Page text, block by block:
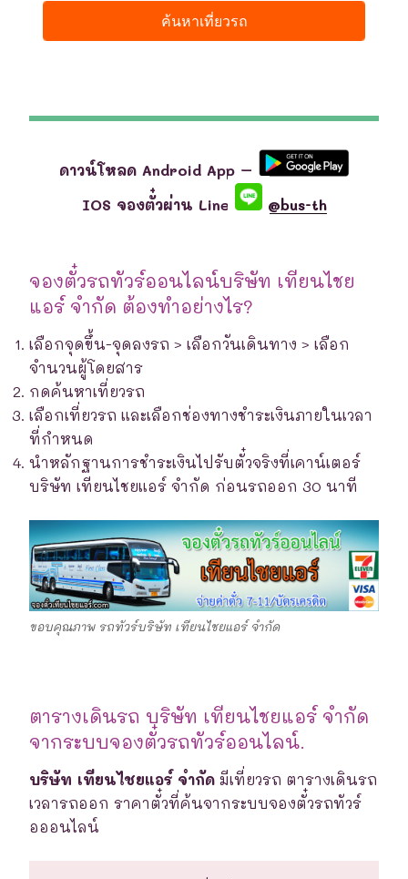
ดาวน์โหลด Android App –
IOS จองตั๋วผ่าน Line
@bus-th
จองตั๋วรถทัวร์ออนไลน์บริษัท เทียนไชย
แอร์ จำกัด ต้องทำอย่างไร?
เลือกจุดขึ้น-จุดลงรถ > เลือกวันเดินทาง > เลือก
จำนวนผู้โดยสาร
กดค้นหาเที่ยวรถ
เลือกเที่ยวรถ และเลือกช่องทางชำระเงินภายในเวลา
ที่กำหนด
นำหลักฐานการชำระเงินไปรับตั๋วจริงที่เคาน์เตอร์
บริษัท เทียนไชยแอร์ จำกัด ก่อนรถออก 30 นาที
ขอบคุณภาพ รถทัวร์บริษัท เทียนไชยแอร์ จำกัด
ตารางเดินรถ บริษัท เทียนไชยแอร์ จำกัด
จากระบบจองตั๋วรถทัวร์ออนไลน์.
บริษัท เทียนไชยแอร์ จำกัด มีเที่ยวรถ ตารางเดินรถ
เวลารถออก ราคาตั๋วที่ค้นจากระบบจองตั๋วรถทัวร์
อออนไลน์